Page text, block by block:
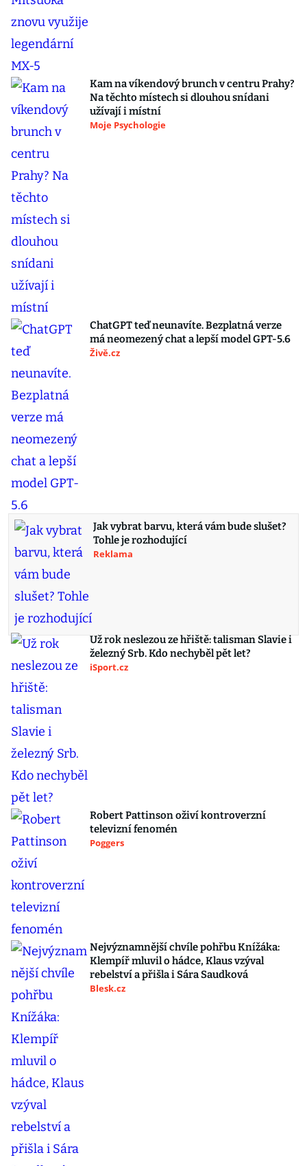
Kam na víkendový brunch v centru Prahy?
Na těchto místech si dlouhou snídani
užívají i místní
Moje Psychologie
ChatGPT teď neunavíte. Bezplatná verze
má neomezený chat a lepší model GPT-5.6
Živě.cz
Jak vybrat barvu, která vám bude slušet?
Tohle je rozhodující
Reklama
Už rok neslezou ze hřiště: talisman Slavie i
železný Srb. Kdo nechyběl pět let?
iSport.cz
Robert Pattinson oživí kontroverzní
televizní fenomén
Poggers
Nejvýznamnější chvíle pohřbu Knížáka:
Klempíř mluvil o hádce, Klaus vzýval
rebelství a přišla i Sára Saudková
Blesk.cz